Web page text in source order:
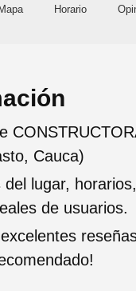
Mapa Horario
Cauca)
del lugar,
de usuarios.